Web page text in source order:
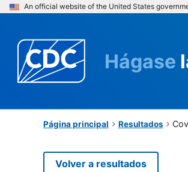
An official website of the United States
Hágase
Página principal Resultados
Volver a resultados